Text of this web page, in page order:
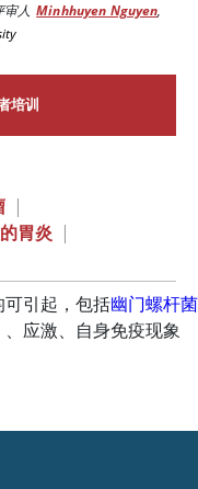
人 Minhhuyen Nguyen,
培训
|
胃炎 |
引起，包括幽门螺杆菌
应激、自身免疫现象